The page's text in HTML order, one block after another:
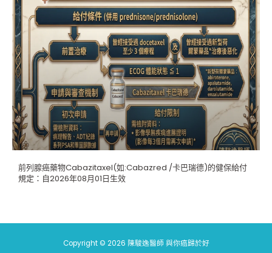
前列腺癌藥物Cabazitaxel(如:Cabazred /卡巴瑞德)的健保給付
規定：自2026年08月01日生效
Copyright © 2026 陳駿逸醫師 與你癌歸於好